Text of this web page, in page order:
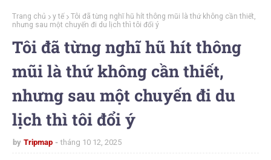
Trang chủ y tế
Tôi đã từng nghĩ hũ hít thông mũi là thứ không cần thiết,
nhưng sau một chuyến đi du lịch thì tôi đổi ý
Tôi đã từng nghĩ hũ hít thông
mũi là thứ không cần thiết,
nhưng sau một chuyến đi du
lịch thì tôi đổi ý
by Tripmap tháng 10 12, 2025